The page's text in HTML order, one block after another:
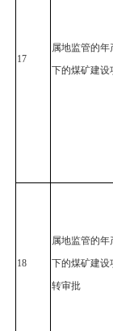
17
属地监管的年
下的煤矿建设
18
属地监管的年
下的煤矿建设
转审批